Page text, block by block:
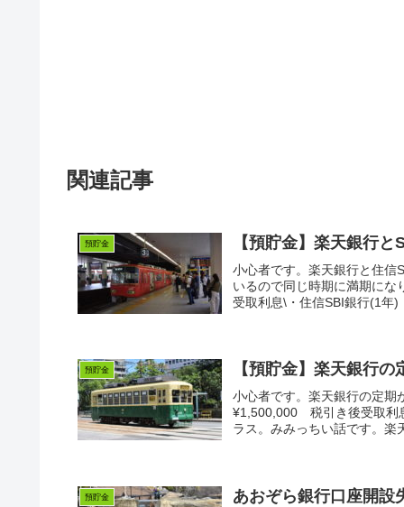
関連記事
預貯金 【預貯金】楽天銀行
小心者です。楽天銀行と住信
いるので同じ時期に満期に
受取利息\・住信SBI銀行(1
預貯金 【預貯金】楽天銀行
小心者です。楽天銀行の定
¥1,500,000 税引き後受取利
ラス。みみっちい話です。楽
預貯金 あおぞら銀行口座開設